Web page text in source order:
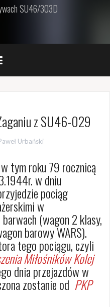
SU46/303D
z SU46-029
Urbański
tym roku 79 rocznicą
w dniu
pociąg
w
(wagon 2 klasy,
barowy WARS).
tego pociągu, czyli
Miłośników Kolej
dnia przejazdów w
zostanie od PKP